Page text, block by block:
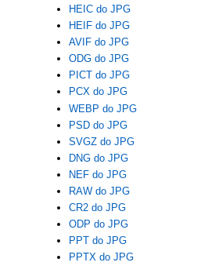
HEIC do JPG
HEIF do JPG
AVIF do JPG
ODG do JPG
PICT do JPG
PCX do JPG
WEBP do JPG
PSD do JPG
SVGZ do JPG
DNG do JPG
NEF do JPG
RAW do JPG
CR2 do JPG
ODP do JPG
PPT do JPG
PPTX do JPG